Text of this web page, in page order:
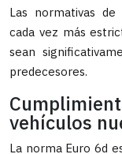
Las normativas
cada vez más
sean
predecesores.
vehículos
La norma Euro 6d